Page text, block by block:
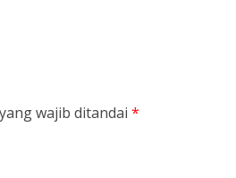
wajib ditandai *